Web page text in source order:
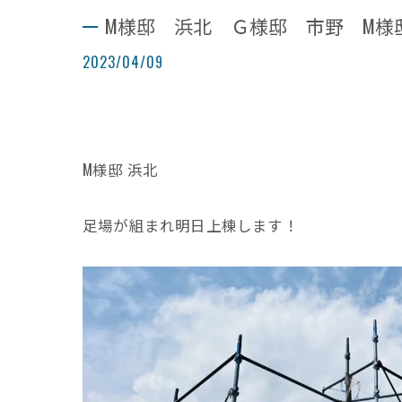
M様邸 浜北 Ｇ様邸 市野 M様
2023/04/09
M様邸 浜北
足場が組まれ明日上棟します！